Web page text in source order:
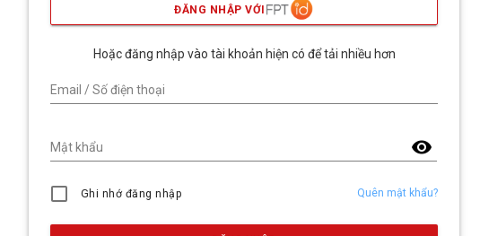
ĐĂNG NHẬP VỚI
Hoặc đăng nhập vào tài khoản hiện có để tải nhiều hơn
Email / Số điện thoại
visibility
Mật khẩu
Ghi nhớ đăng nhập Quên mật khẩu?